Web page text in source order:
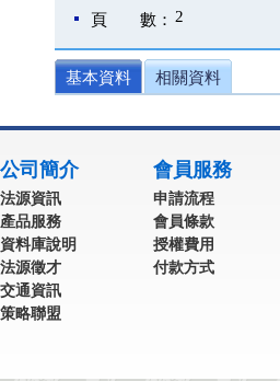
頁 數： 2
基本資料 相關資料
公司簡介
法源資訊
產品服務
資料庫說明
法源徵才
交通資訊
策略聯盟
會員服務
申請流程
會員條款
授權費用
付款方式